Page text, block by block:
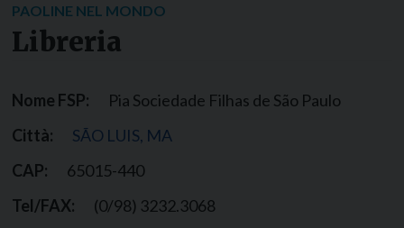
Dove siamo
Risorse
PAOLINE NEL MONDO
Libreria
Nome FSP:
Pia Sociedade Filhas de São Paulo
Città:
SÃO LUIS, MA
CAP:
65015-440
Tel/FAX:
(0/98) 3232.3068